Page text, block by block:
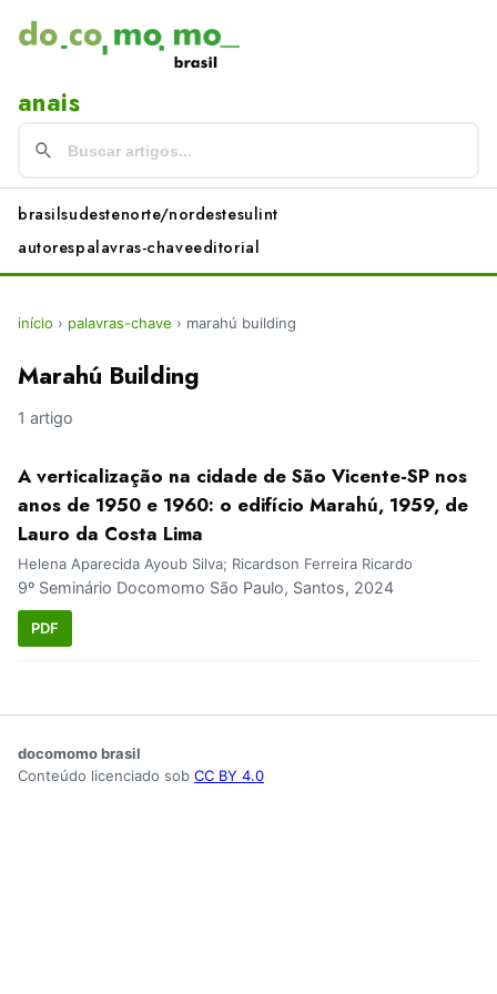
anais
brasilsudestenorte/nordestesulint
autorespalavras-chaveeditorial
início › palavras-chave › marahú building
Marahú Building
1 artigo
A verticalização na cidade de São Vicente-SP nos
anos de 1950 e 1960: o edifício Marahú, 1959, de
Lauro da Costa Lima
Helena Aparecida Ayoub Silva; Ricardson Ferreira Ricardo
9º Seminário Docomomo São Paulo, Santos, 2024
PDF
docomomo brasil
Conteúdo licenciado sob CC BY 4.0